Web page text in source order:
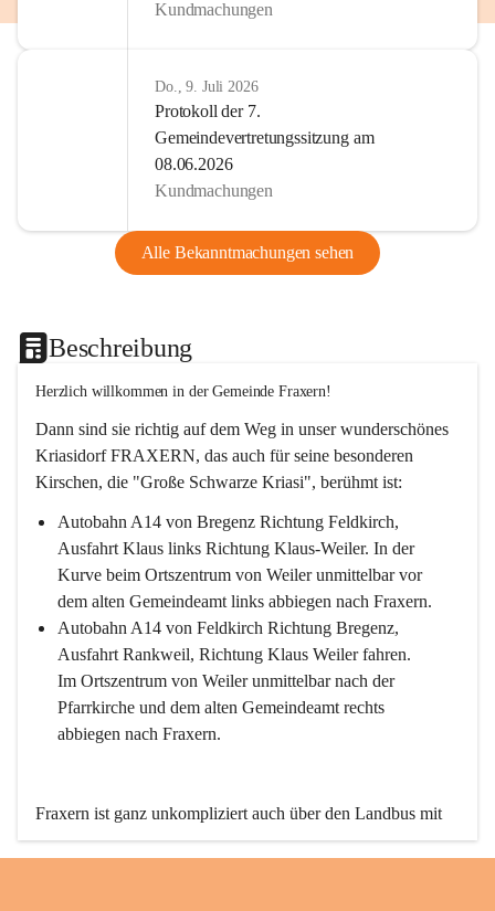
Kundmachungen
Do., 9. Juli 2026
Protokoll der 7.
Gemeindevertretungssitzung am
08.06.2026
Kundmachungen
Alle Bekanntmachungen sehen
Beschreibung
Herzlich willkommen in der Gemeinde Fraxern!
Dann sind sie richtig auf dem Weg in unser wunderschönes
Kriasidorf FRAXERN, das auch für seine besonderen
Kirschen, die "Große Schwarze Kriasi", berühmt ist:
Autobahn A14 von Bregenz Richtung Feldkirch,
Ausfahrt Klaus links Richtung Klaus-Weiler. In der
Kurve beim Ortszentrum von Weiler unmittelbar vor
dem alten Gemeindeamt links abbiegen nach Fraxern.
Autobahn A14 von Feldkirch Richtung Bregenz,
Ausfahrt Rankweil, Richtung Klaus Weiler fahren.
Im Ortszentrum von Weiler unmittelbar nach der
Pfarrkirche und dem alten Gemeindeamt rechts
abbiegen nach Fraxern.
Fraxern ist ganz unkompliziert auch über den Landbus mit
den öffentlichen Verkehrsmitteln zu erreichen. Die Linie